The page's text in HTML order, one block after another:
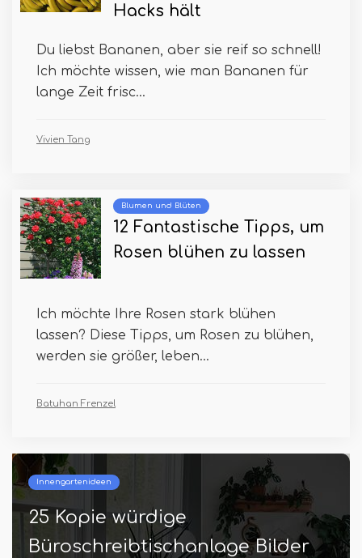
Hacks hält
Du liebst Bananen, aber sie reif so schnell!
Ich möchte wissen, wie man Bananen für
lange Zeit frisc...
Vivien Tang
Blumen und Blüten
12 Fantastische Tipps, um
Rosen blühen zu lassen
Ich möchte Ihre Rosen stark blühen
lassen? Diese Tipps, um Rosen zu blühen,
werden sie größer, leben...
Batuhan Frenzel
Innengartenideen
25 Kopie würdige
Büroschreibtischanlage Bilder